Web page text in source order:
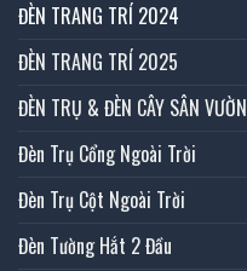
ĐÈN TRANG TRÍ 2024
ĐÈN TRANG TRÍ 2025
ĐÈN TRỤ & ĐÈN CÂY SÂN VƯỜN
Đèn Trụ Cổng Ngoài Trời
Đèn Trụ Cột Ngoài Trời
Đèn Tường Hắt 2 Đầu